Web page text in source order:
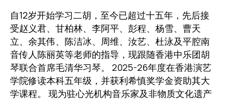
自12岁开始学习二胡，至今已超过十五年，先后接
受赵义君、甘柏林、李阿平、彭程、杨雪、曹天
立、余其伟、陈洁冰、周维、汝艺、杜泳及平腔南
音传人陈丽英等老师的指导，现跟随香港中乐团胡
琴联合首席毛清华习琴。 2025-26年度在香港演艺
学院修读本科五年级，并获利希慎奖学金资助其大
学课程。 现为驻心光机构音乐家及非物质文化遗产